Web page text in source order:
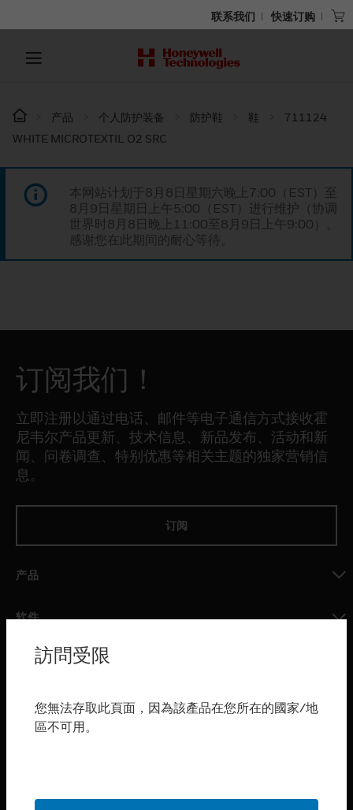
联系我们 快速订购
产品 个人防护装备 防护鞋 鞋
711124
WHITE MICROTEXTIL O2 SRC
本网站计划于8月8日星期六晚上7:00（EST）至
8月9日星期日上午5:00（EST）进行维护（协调
世界时8月8日晚上11:00至8月9日上午9:00）。
感谢您在此期间的耐心等待。
订阅我们！
立即注册以通过电话、邮件等电子通信方式接收霍
尼韦尔产品更新、技术信息、新品发布、活动和新
闻、问卷调查、特别优惠等相关主题的独家营销信
息。
订阅
产品
软件
toggle view
服务
行业
toggle view
訪問受限
您無法存取此頁面，因為該產品在您所在的國家/地
區不可用。